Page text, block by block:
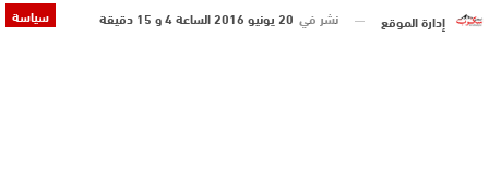
سياسة إدارة الموقع نشر في 20 يونيو 2016 الساعة 4 و 15 دقيقة